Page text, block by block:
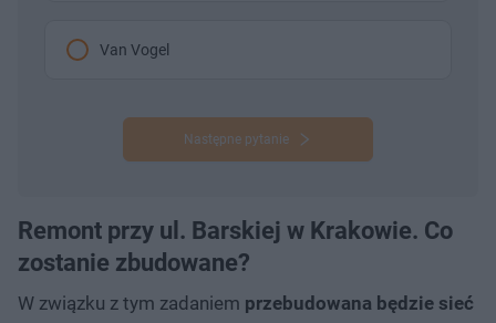
Van Vogel
Następne pytanie
Remont przy ul. Barskiej w Krakowie. Co
zostanie zbudowane?
W związku z tym zadaniem przebudowana będzie sieć